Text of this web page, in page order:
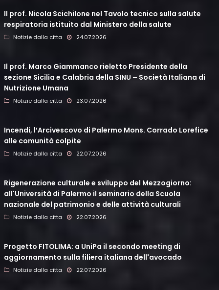
Il prof. Nicola Scichilone nel Tavolo tecnico sulla salute
respiratoria istituito dal Ministero della salute
Notizie dalla citta 24.07.2026
Il prof. Marco Giammanco rieletto Presidente della
sezione Sicilia e Calabria della SINU – Società Italiana di
Nutrizione Umana
Notizie dalla citta 23.07.2026
Incendi, l’Arcivescovo di Palermo Mons. Corrado Lorefice
alle comunità colpite
Notizie dalla citta 22.07.2026
Rigenerazione culturale e sviluppo del Mezzogiorno:
all'Università di Palermo il seminario della Scuola
nazionale del patrimonio e delle attività culturali
Notizie dalla citta 22.07.2026
Progetto FITOLIMA: a UniPa il secondo meeting di
aggiornamento sulla filiera italiana dell'avocado
Notizie dalla citta 22.07.2026